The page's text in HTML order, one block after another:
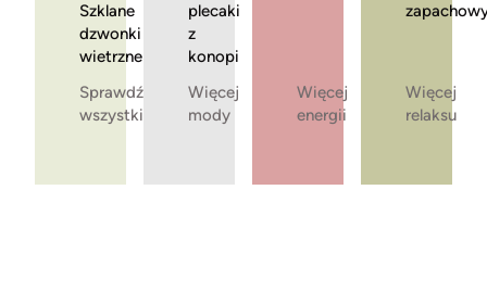
Szklane
dzwonki
wietrzne
Sprawdź
wszystkie
plecaki
z
konopi
Więcej
mody
Więcej
energii
Więcej
relaksu